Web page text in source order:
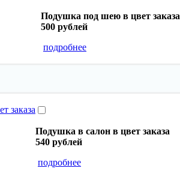
Подушка под шею в цвет заказа
500 рублей
подробнее
Подушка в салон в цвет заказа
540 рублей
подробнее